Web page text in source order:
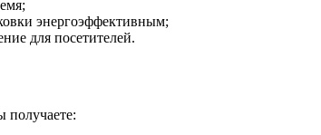
энергоэффективным;
для посетителей.
получаете: